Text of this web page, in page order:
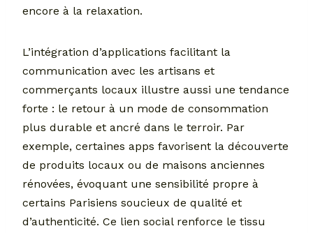
encore à la relaxation.
L’intégration d’applications facilitant la
communication avec les artisans et
commerçants locaux illustre aussi une tendance
forte : le retour à un mode de consommation
plus durable et ancré dans le terroir. Par
exemple, certaines apps favorisent la découverte
de produits locaux ou de maisons anciennes
rénovées, évoquant une sensibilité propre à
certains Parisiens soucieux de qualité et
d’authenticité. Ce lien social renforce le tissu